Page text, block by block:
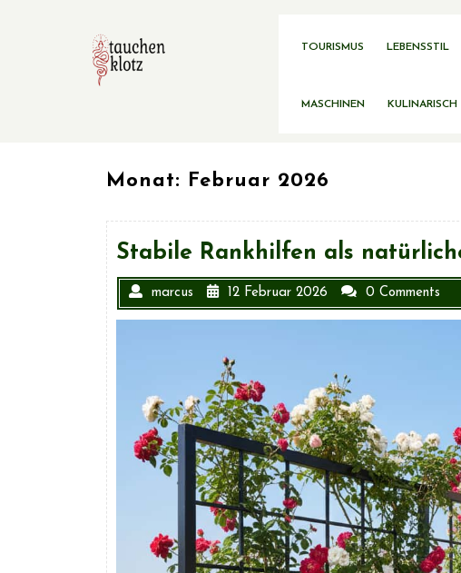
TOURISMUS LEBENSSTIL
MASCHINEN KULINARISCH
Monat: Februar 2026
Stabile Rankhilfen als
marcus 12 Februar 2026 0 Comments